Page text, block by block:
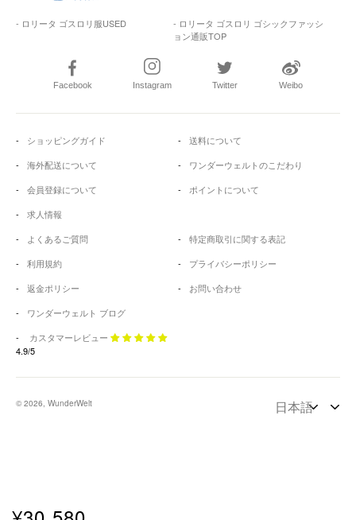
- ロリータ ゴスロリ服USED
- ロリータ ゴスロリ ゴシックファッシ
ョン通販TOP
Facebook Instagram Twitter Weibo
ショッピングガイド
送料について
海外配送について
ワンダーウェルトのこだわり
会員登録について
ポイントについて
求人情報
よくあるご質問
特定商取引に関する表記
利用規約
プライバシーポリシー
返金ポリシー
お問い合わせ
ワンダーウェルト ブログ
カスタマーレビュー
4.9/5
© 2026, WunderWelt